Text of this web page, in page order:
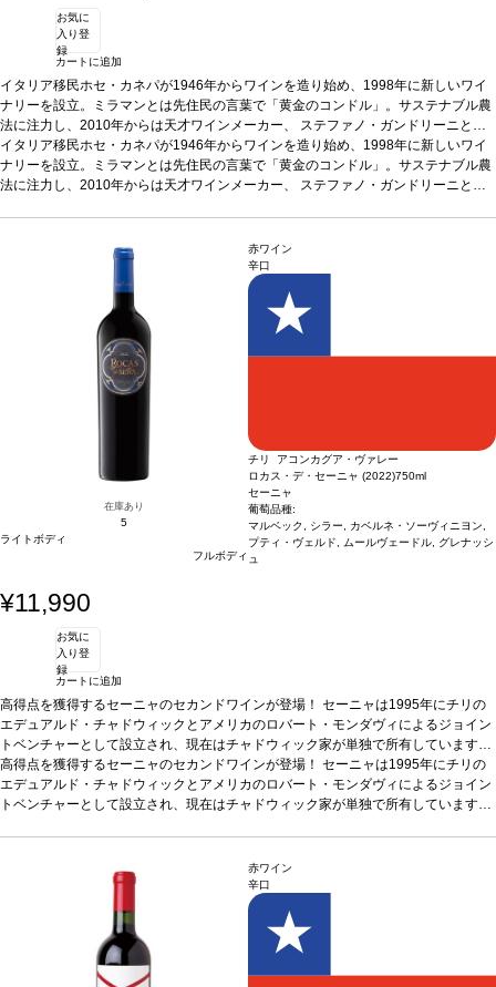
お気に
入り登
録
カートに追加
イタリア移民ホセ・カネパが1946年からワインを造り始め、1998年に新しいワイ
ナリーを設立。ミラマンとは先住民の言葉で「黄金のコンドル」。サステナブル農
法に注力し、2010年からは天才ワインメーカー、 ステファノ・ガンドリーニと協
力し、高品質ワインを生産している。テイスティングノートエレガントで甘いア
ロマを示し、熟したイチジクやプラムジャムの含みを伴う。凝縮していて甘いタン
ニンが感じられ、美味しく素晴らしいストラクチャーを持つ。 合う料理 ビステッ
価格が同様の場合は自動的に次のヴィンテージに変更されます、ご了承ください。
イタリア移民ホセ・カネパが1946年からワインを造り始め、1998年に新しいワイ
ナリーを設立。ミラマンとは先住民の言葉で「黄金のコンドル」。サステナブル農
法に注力し、2010年からは天才ワインメーカー、 ステファノ・ガンドリーニと協
ニンが感じられ、美味しく素晴らしいストラクチャーを持つ。
カ・アッラ・フィオレンティーナ、白身肉、きのこのリゾット、赤身肉などと好相
ジンファンデル 100%
*本ヴィンテージが在庫切れの場合、在庫があり
価格が同様の場合は自動的に次のヴィンテージに変更されます、ご了承ください。
在庫あり
5
ライトボディ
フルボディ
赤ワイン
辛口
チリ アコンカグア・ヴァレー
ロカス・デ・セーニャ (2022)750ml
セーニャ
葡萄品種:
マルベック, シラー, カベルネ・ソーヴィニヨン,
プティ・ヴェルド, ムールヴェードル, グレナッシ
ュ
¥11,990
お気に
入り登
録
カートに追加
高得点を獲得するセーニャのセカンドワインが登場！ セーニャは1995年にチリの
エデュアルド・チャドウィックとアメリカのロバート・モンダヴィによるジョイン
トベンチャーとして設立され、現在はチャドウィック家が単独で所有しています。
彼等の目的は、チリが持つ潜在能力を完全に示すワインを造ることでした。そのワ
インはボルドースタイルを基に、アコンカグア・ヴァレーでバイオダイナミック農
法の指針に基づいて栽培するブドウから造られる、チリらしい魂を持ったワインで
ピュアなノーズは、クランベリー、ブルーベリー、ローズマリー、ディル、ほのか
なナツメグなどのフレッシュな果実のアロマが広がる。フレッシュでジューシーな
味わいが口中を満たし、繊細で美味しい余韻のフィニッシュが残る。
ムや鹿肉などの赤身肉、タラバガニのクリーミー料理などと好相性
ベック 33%、シラー 25%、カベルネ・ソーヴィニヨン 21%、プティ・ヴェルド
9%、ムールヴェードル 7%、グルナッシュ 5%
高得点を獲得するセーニャのセカンドワインが登場！ セーニャは1995年にチリの
エデュアルド・チャドウィックとアメリカのロバート・モンダヴィによるジョイン
トベンチャーとして設立され、現在はチャドウィック家が単独で所有しています。
法の指針に基づいて栽培するブドウから造られる、チリらしい魂を持ったワインで
す。彼等の夢は、やがて世界の1級格付ワインの中に迎え入れられるワインを造る
テイスティングノート
スミレがかった鮮やかなルビー色。表情豊かで
ピュアなノーズは、クランベリー、ブルーベリー、ローズマリー、ディル、ほのか
なナツメグなどのフレッシュな果実のアロマが広がる。フレッシュでジューシーな
味わいが口中を満たし、繊細で美味しい余韻のフィニッシュが残る。
ムや鹿肉などの赤身肉、タラバガニのクリーミー料理などと好相性
赤ワイン
辛口